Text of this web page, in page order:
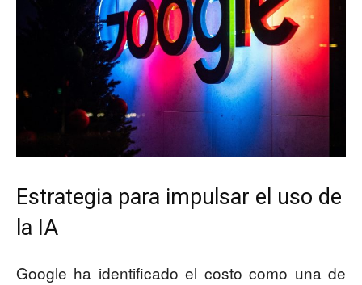
Estrategia para impulsar el uso de
la IA
Google ha identificado el costo como una de